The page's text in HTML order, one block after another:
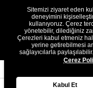
E-
Sitemizi ziyaret eden
deneyimini
kullanıyoruz. Çerez
yönetebilir, dilediğiniz
Çerezleri kabul etmeniz
yerine getirebilmesi
sağlayıcılarla
Çerez
Kabul Et